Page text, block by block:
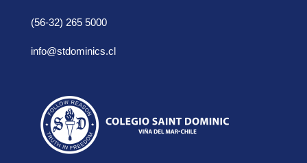
(56-32) 265 5000
info@stdominics.cl